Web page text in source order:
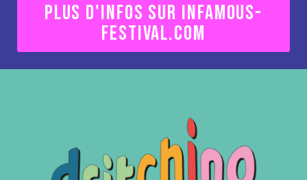
PLUS D'INFOS SUR INFAMOUS-
FESTIVAL.COM